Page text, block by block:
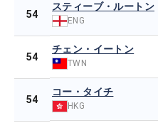
54
スティーブ・ルートン
ENG
54
チェン・イートン
TWN
54
コー・タイチ
HKG